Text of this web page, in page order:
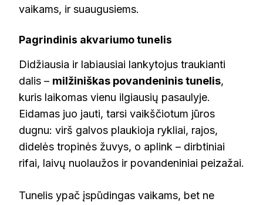
vaikams, ir suaugusiems.
Pagrindinis akvariumo tunelis
Didžiausia ir labiausiai lankytojus traukianti
dalis – milžiniškas povandeninis tunelis,
kuris laikomas vienu ilgiausių pasaulyje.
Eidamas juo jauti, tarsi vaikščiotum jūros
dugnu: virš galvos plaukioja rykliai, rajos,
didelės tropinės žuvys, o aplink – dirbtiniai
rifai, laivų nuolaužos ir povandeniniai peizažai.
Tunelis ypač įspūdingas vaikams, bet ne